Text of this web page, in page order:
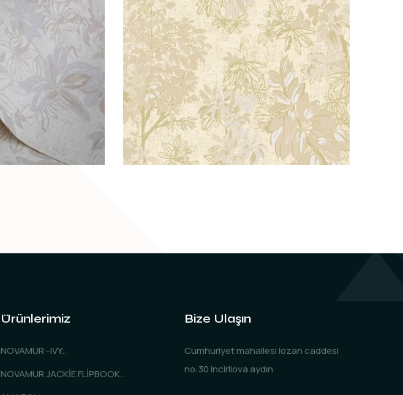
Ürünlerimiz
NOVAMUR -IVY..
NOVAMUR JACKİE FLİPBOOK..
Bize Ulaşın
Cumhuriyet mahallesi lozan caddesi
no:30 incirliova aydın